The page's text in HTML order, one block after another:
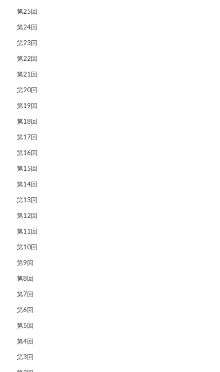
第25回
第24回
第23回
第22回
第21回
第20回
第19回
第18回
第17回
第16回
第15回
第14回
第13回
第12回
第11回
第10回
第9回
第8回
第7回
第6回
第5回
第4回
第3回